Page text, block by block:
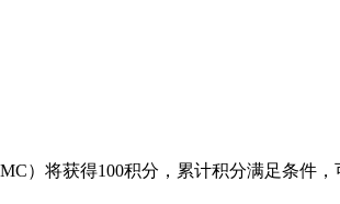
）将获得100积分，累计积分满足条件